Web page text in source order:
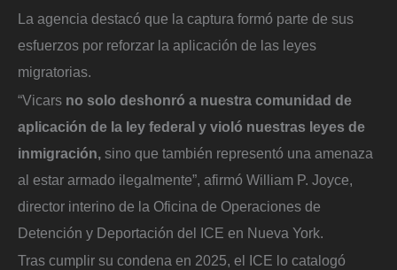
La agencia destacó que la captura formó parte de sus
esfuerzos por reforzar la aplicación de las leyes
migratorias.
“Vicars no solo deshonró a nuestra comunidad de
aplicación de la ley federal y violó nuestras leyes de
inmigración, sino que también representó una amenaza
al estar armado ilegalmente”, afirmó William P. Joyce,
director interino de la Oficina de Operaciones de
Detención y Deportación del ICE en Nueva York.
Tras cumplir su condena en 2025, el ICE lo catalogó